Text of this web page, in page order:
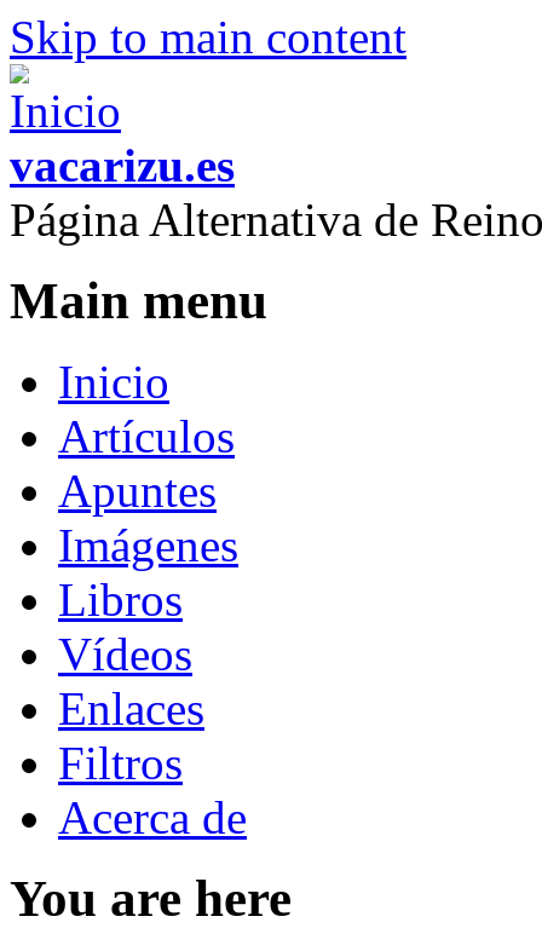
Skip to main content
vacarizu.es
Página Alternativa de
Main menu
Inicio
Artículos
Apuntes
Imágenes
Libros
Vídeos
Enlaces
Filtros
Acerca de
You are here